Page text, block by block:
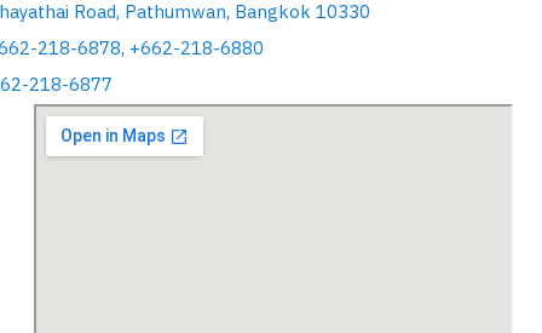
Road, Pathumwan, Bangkok 10330
218-6878, +662-218-6880
218-6877